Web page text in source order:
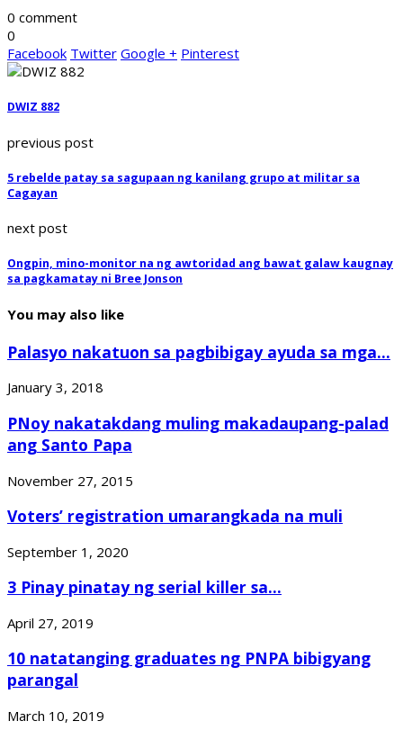
0 comment
0
Facebook Twitter Google + Pinterest
DWIZ 882
previous post
5 rebelde patay sa sagupaan ng kanilang grupo at militar sa
Cagayan
next post
Ongpin, mino-monitor na ng awtoridad ang bawat galaw kaugnay
sa pagkamatay ni Bree Jonson
You may also like
Palasyo nakatuon sa pagbibigay ayuda sa mga...
January 3, 2018
PNoy nakatakdang muling makadaupang-palad
ang Santo Papa
November 27, 2015
Voters’ registration umarangkada na muli
September 1, 2020
3 Pinay pinatay ng serial killer sa...
April 27, 2019
10 natatanging graduates ng PNPA bibigyang
parangal
March 10, 2019